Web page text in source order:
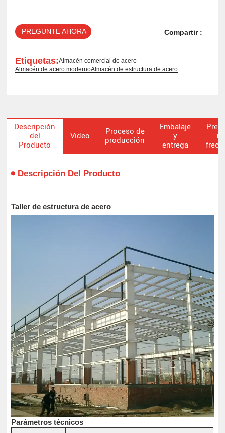
PREGUNTE AHORA Compartir :
Etiquetas:Almacén comercial de acero
Almacén de acero modernoAlmacén de estructura de acero
Descripción
del
Producto
Video
Proceso de
producción
Embalaje
y
entrega
Descripción Del Producto
Taller de estructura de acero
Parámetros técnicos